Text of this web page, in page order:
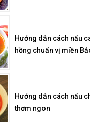
Hướng dẫn cách nấu
hồng chuẩn vị miền
Hướng dẫn cách nấu
thơm ngon